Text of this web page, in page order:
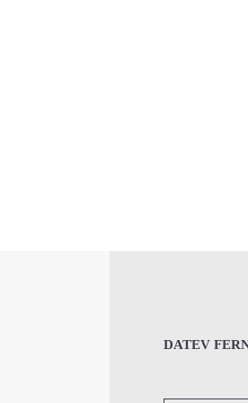
DATEV